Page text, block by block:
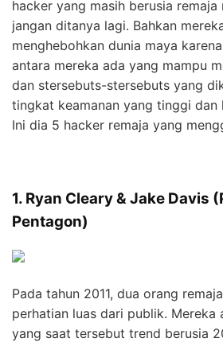
hacker yang masih berusia remaja
jangan ditanya lagi. Bahkan
menghebohkan dunia maya
antara mereka ada yang mampu
dan stersebuts-stersebuts yang
tingkat keamanan yang tinggi dan
Ini dia 5 hacker remaja yang
1. Ryan Cleary & Jake Davis
Pentagon)
Pada tahun 2011, dua orang
perhatian luas dari publik. Mereka
yang saat tersebut trend berusia